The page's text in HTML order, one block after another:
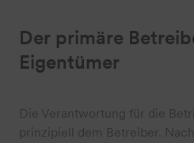
Der primäre
Eigentümer
Die Verantwortung für die
prinzipiell dem Betreiber.